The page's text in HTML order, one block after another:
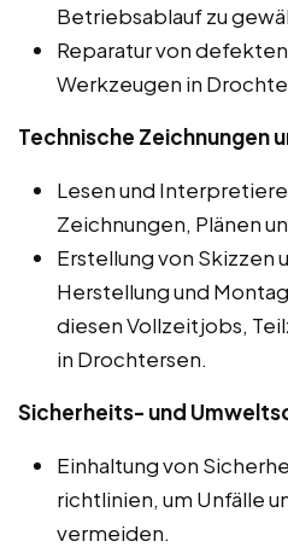
Betriebsablauf zu
Reparatur von
Werkzeugen in
Technische Zeichnungen
Lesen und
Zeichnungen, Plänen
Erstellung von Skizzen
Herstellung und
diesen Vollzeitjobs,
in Drochtersen.
Sicherheits- und
Einhaltung von
richtlinien, um Unfälle
vermeiden.